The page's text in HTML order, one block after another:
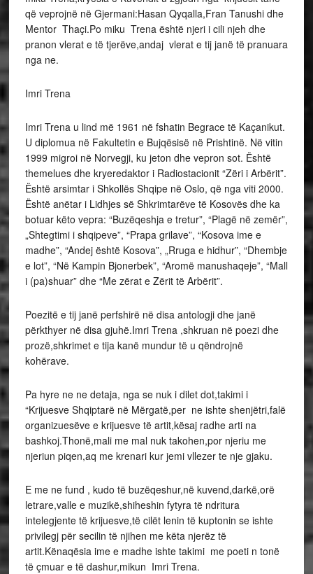
që veprojnë në Gjermani:Hasan Qyqalla,Fran Tanushi dhe
Mentor Thaçi.Po miku Trena është njeri i cili njeh dhe
pranon vlerat e të tjerëve,andaj vlerat e tij janë të pranuara
nga ne.
Imri Trena
Imri Trena u lind më 1961 në fshatin Begrace të Kaçanikut.
U diplomua në Fakultetin e Bujqësisë në Prishtinë. Në vitin
1999 migroi në Norvegji, ku jeton dhe vepron sot. Është
themelues dhe kryeredaktor i Radiostacionit “Zëri i Arbërit”.
Është arsimtar i Shkollës Shqipe në Oslo, që nga viti 2000.
Është anëtar i Lidhjes së Shkrimtarëve të Kosovës dhe ka
botuar këto vepra: “Buzëqeshja e tretur”, “Plagë në zemër”,
„Shtegtimi i shqipeve”, “Prapa grilave”, “Kosova ime e
madhe”, “Andej është Kosova”, „Rruga e hidhur”, “Dhembje
e lot”, “Në Kampin Bjonerbek”, “Aromë manushaqeje”, “Mall
i (pa)shuar” dhe “Me zërat e Zërit të Arbërit”.
Poezitë e tij janë perfshirë në disa antologji dhe janë
përkthyer në disa gjuhë.Imri Trena ,shkruan në poezi dhe
prozë,shkrimet e tija kanë mundur të u qëndrojnë
kohërave.
Pa hyre ne ne detaja, nga se nuk i dilet dot,takimi i
“Krijuesve Shqiptarë në Mërgatë,per ne ishte shenjëtri,falë
organizuesëve e krijuesve të artit,kësaj radhe arti na
bashkoj.Thonë,mali me mal nuk takohen,por njeriu me
njeriun piqen,aq me krenari kur jemi vllezer te nje gjaku.
E me ne fund , kudo të buzëqeshur,në kuvend,darkë,orë
letrare,valle e muzikë,shiheshin fytyra të ndritura
intelegjente të krijuesve,të cilët lenin të kuptonin se ishte
privilegj për secilin të njihen me këta njerëz të
artit.Kënaqësia ime e madhe ishte takimi me poeti n tonë
të çmuar e të dashur,mikun Imri Trena.